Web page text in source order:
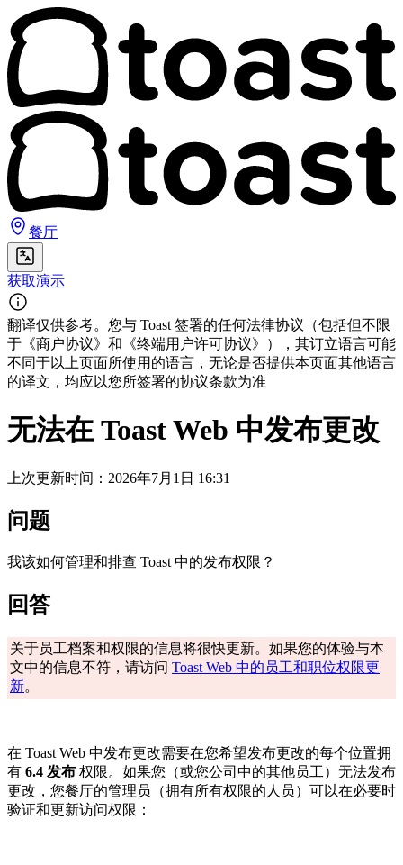
餐厅
获取演示
翻译仅供参考。您与 Toast 签署的任何法律协议（包括但不限
于《商户协议》和《终端用户许可协议》），其订立语言可能
不同于以上页面所使用的语言，无论是否提供本页面其他语言
的译文，均应以您所签署的协议条款为准
无法在 Toast Web 中发布更改
上次更新时间：2026年7月1日 16:31
问题
我该如何管理和排查 Toast 中的发布权限？
回答
关于员工档案和权限的信息将很快更新。如果您的体验与本
文中的信息不符，请访问 Toast Web 中的员工和职位权限更
新。
在 Toast Web 中发布更改需要在您希望发布更改的每个位置拥
有 6.4 发布 权限。如果您（或您公司中的其他员工）无法发布
更改，您餐厅的管理员（拥有所有权限的人员）可以在必要时
验证和更新访问权限：